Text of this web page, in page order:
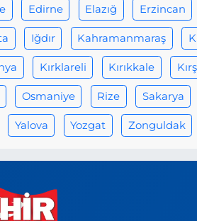
Edirne Elazığ Erzincan
Iğdır Kahramanmaraş
Kırklareli Kırıkkale
Osmaniye Rize Sakarya
Yalova Yozgat Zonguldak